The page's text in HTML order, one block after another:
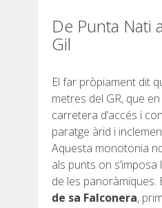
De Punta Nati
Gil
El far pròpiament dit
metres del GR, que
carretera d’accés i
paratge àrid i
Aquesta monotonia
als punts on
de les panoràmiques.
de sa Falconera,